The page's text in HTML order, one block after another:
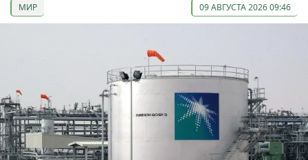
МИР 09 АВГУСТА 2026 09:46